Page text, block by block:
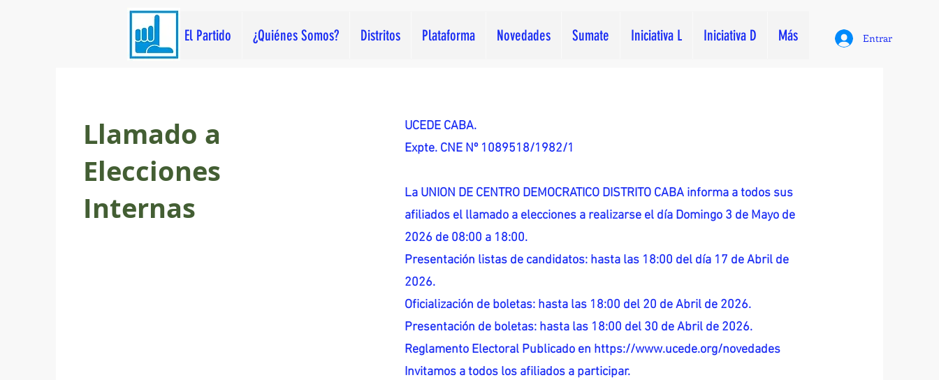
El Partido ¿Quiénes Somos? Distritos Plataforma Novedades Sumate Iniciativa L Iniciativa D Más Entrar
Llamado a
Elecciones
Internas
UCEDE CABA.
Expte. CNE Nº 1089518/1982/1
La UNION DE CENTRO DEMOCRATICO DISTRITO CABA informa a todos sus
afiliados el llamado a elecciones a realizarse el día Domingo 3 de Mayo de
2026 de 08:00 a 18:00.
Presentación listas de candidatos: hasta las 18:00 del día 17 de Abril de
2026.
Oficialización de boletas: hasta las 18:00 del 20 de Abril de 2026.
Presentación de boletas: hasta las 18:00 del 30 de Abril de 2026.
Reglamento Electoral Publicado en https://www.ucede.org/novedades
Invitamos a todos los afiliados a participar.